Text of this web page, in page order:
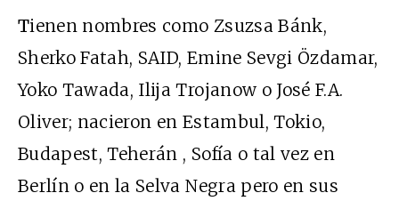
Tienen nombres como Zsuzsa Bánk,
Sherko Fatah, SAID, Emine Sevgi Özdamar,
Yoko Tawada, Ilija Trojanow o José F.A.
Oliver; nacieron en Estambul, Tokio,
Budapest, Teherán , Sofía o tal vez en
Berlín o en la Selva Negra pero en sus